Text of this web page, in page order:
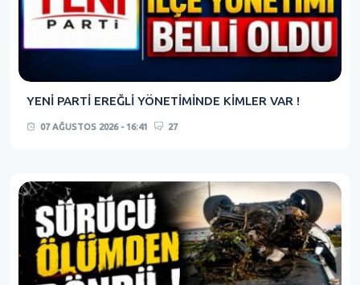
YENİ PARTİ EREĞLİ YÖNETİMİNDE KİMLER VAR !
07 AĞUSTOS 2026 - 16:41 27